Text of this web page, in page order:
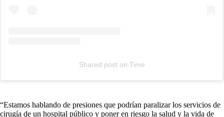
Shared poston Time
“Estamos hablando de presiones que podrían paralizar los servicios de
cirugía de un hospital público y poner en riesgo la salud y la vida de